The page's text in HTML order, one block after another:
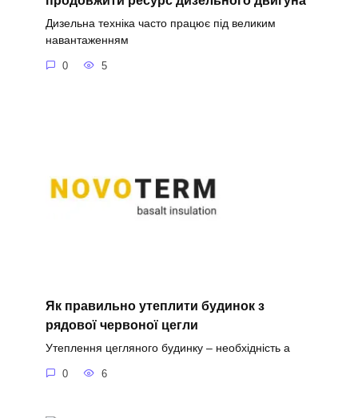
Дизельна техніка часто працює під великим
навантаженням
0 5
Як правильно утеплити будинок з
рядової червоної цегли
Утеплення цегляного будинку – необхідність а
0 6